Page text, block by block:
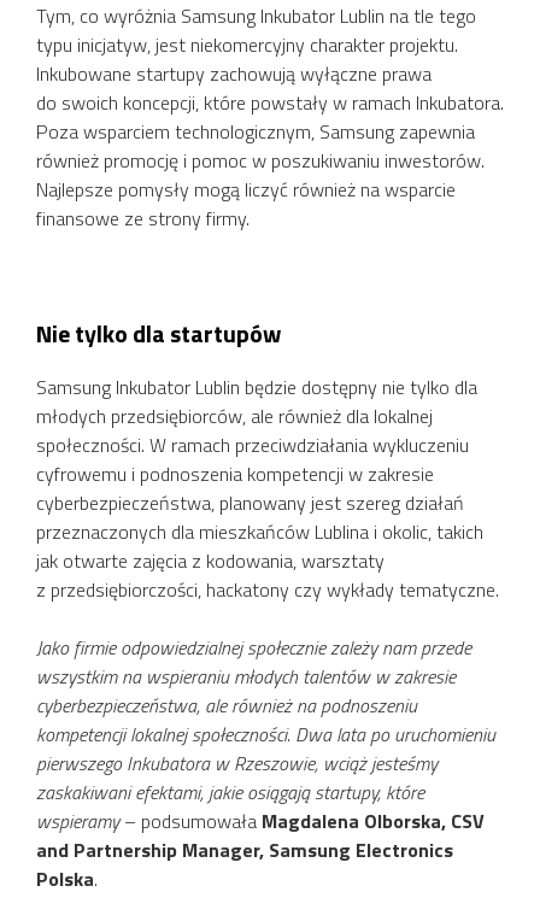
Tym, co wyróżnia Samsung Inkubator Lublin na tle tego
typu inicjatyw, jest niekomercyjny charakter projektu.
Inkubowane startupy zachowują wyłączne prawa
do swoich koncepcji, które powstały w ramach Inkubatora.
Poza wsparciem technologicznym, Samsung zapewnia
również promocję i pomoc w poszukiwaniu inwestorów.
Najlepsze pomysły mogą liczyć również na wsparcie
finansowe ze strony firmy.
Nie tylko dla startupów
Samsung Inkubator Lublin będzie dostępny nie tylko dla
młodych przedsiębiorców, ale również dla lokalnej
społeczności. W ramach przeciwdziałania wykluczeniu
cyfrowemu i podnoszenia kompetencji w zakresie
cyberbezpieczeństwa, planowany jest szereg działań
przeznaczonych dla mieszkańców Lublina i okolic, takich
jak otwarte zajęcia z kodowania, warsztaty
z przedsiębiorczości, hackatony czy wykłady tematyczne.
Jako firmie odpowiedzialnej społecznie zależy nam przede
wszystkim na wspieraniu młodych talentów w zakresie
cyberbezpieczeństwa, ale również na podnoszeniu
kompetencji lokalnej społeczności. Dwa lata po uruchomieniu
pierwszego Inkubatora w Rzeszowie, wciąż jesteśmy
zaskakiwani efektami, jakie osiągają startupy, które
wspieramy– podsumowała Magdalena Olborska, CSV
and Partnership Manager, Samsung Electronics
Polska.